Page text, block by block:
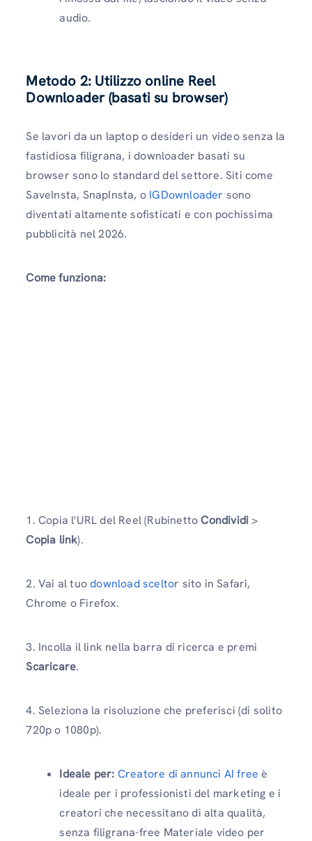
audio.
Metodo 2: Utilizzo online Reel
Downloader (basati su browser)
Se lavori da un laptop o desideri un video senza la
fastidiosa filigrana, i downloader basati su
browser sono lo standard del settore. Siti come
SaveInsta, SnapInsta, o IGDownloader sono
diventati altamente sofisticati e con pochissima
pubblicità nel 2026.
Come funziona:
1. Copia l'URL del Reel (RubinettoCondividi>
Copia link).
2. Vai al tuodownload sceltor sito in Safari,
Chrome o Firefox.
3. Incolla il link nella barra di ricerca e premi
Scaricare.
4. Seleziona la risoluzione che preferisci (di solito
720p o 1080p).
Ideale per: Creatore di annunci AI freeè
ideale per i professionisti del marketing e i
creatori che necessitano di alta qualità,
senza filigrana-free Materiale video per